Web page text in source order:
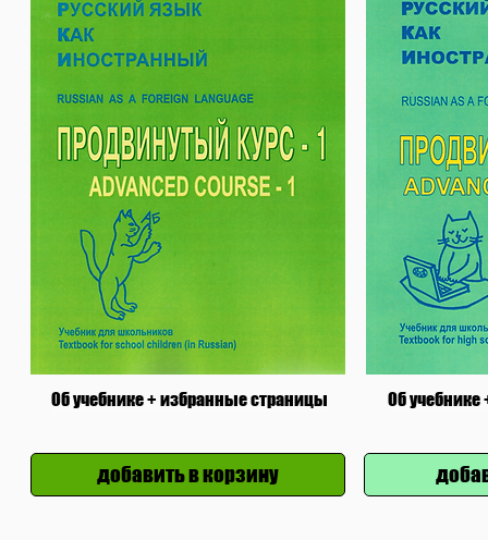
Об учебнике + избранные страницы
добавить в корзину
Об